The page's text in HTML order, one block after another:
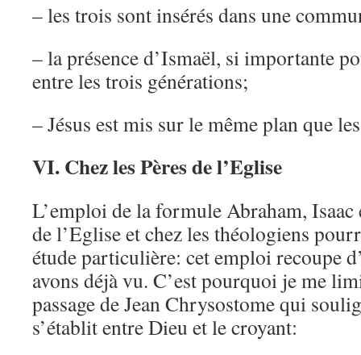
– les trois sont insérés dans une
– la présence d’Ismaël, si importante
entre les trois générations;
– Jésus est mis sur le même plan que
VI. Chez les Pères de l’Eglise
L’emploi de la formule Abraham, Isaac
de l’Eglise et chez les théologiens
étude particulière: cet emploi recoupe
avons déjà vu. C’est pourquoi je me
passage de Jean Chrysostome qui
s’établit entre Dieu et le croyant: